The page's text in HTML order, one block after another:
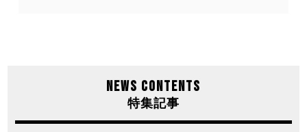
NEWS CONTENTS
特集記事